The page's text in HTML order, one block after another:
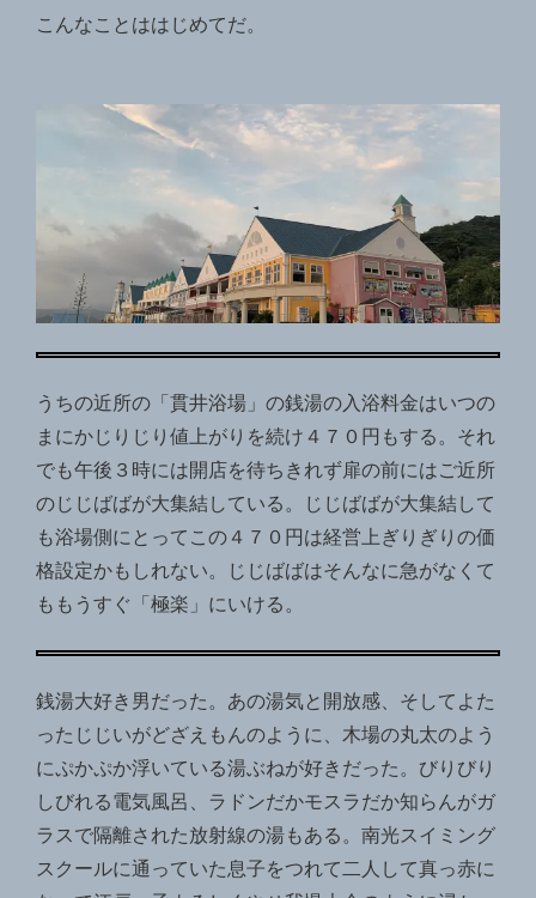
こんなことははじめてだ。
うちの近所の「貫井浴場」の銭湯の入浴料金はいつの
まにかじりじり値上がりを続け４７０円もする。それ
でも午後３時には開店を待ちきれず扉の前にはご近所
のじじばばが大集結している。じじばばが大集結して
も浴場側にとってこの４７０円は経営上ぎりぎりの価
格設定かもしれない。じじばばはそんなに急がなくて
ももうすぐ「極楽」にいける。
銭湯大好き男だった。あの湯気と開放感、そしてよた
ったじじいがどざえもんのように、木場の丸太のよう
にぷかぷか浮いている湯ぶねが好きだった。びりびり
しびれる電気風呂、ラドンだかモスラだか知らんがガ
ラスで隔離された放射線の湯もある。南光スイミング
スクールに通っていた息子をつれて二人して真っ赤に